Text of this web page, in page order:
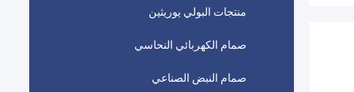
منتجات البولي يوريثين
صمام الكهربائي النحاسي
صمام النبض الصناعي